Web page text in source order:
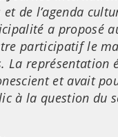
de l’agenda
a proposé
participatif le
La représentation
et avait
à la question du